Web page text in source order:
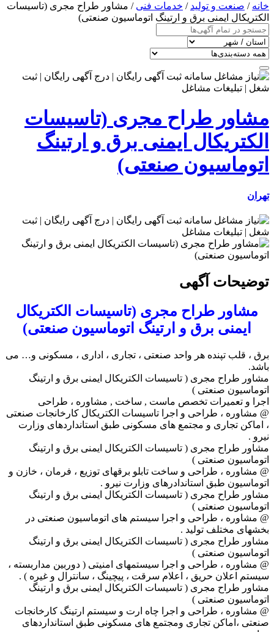
خانه/ صنعت و تولید/ خدمات فنی / مشاور طراح مجری (تاسیسات
الکتریکال ایمنی برق و ارتینگ اتوماسیون صنعتی)
مشاور طراح مجری (تاسیسات
الکتریکال ایمنی برق و ارتینگ
اتوماسیون صنعتی)
تهران
توضیحات آگهی
مشاور طراح مجری (تاسیسات الکتریکال
ایمنی برق و ارتینگ اتوماسیون صنعتی)
برق ، قلب تپنده هر واحد صنعتی ، تجاری ، اداری ، مسکونی و… می
باشد.
مشاور طراح مجری ( تاسیسات الکتریکال ایمنی برق و ارتینگ
اتوماسیون صنعتی )
اجرا و تعمیرات تخصص ماست , ساخت , مشاوره ، طراحی
@ مشاوره ، طراحی و اجرا تاسیسات الکتریکال کارخانجات صنعتی
، اماکن تجاری و مجتمع های مسکونی طبق استانداردهای وزارت
نیرو .
مشاور طراح مجری ( تاسیسات الکتریکال ایمنی برق و ارتینگ
اتوماسیون صنعتی )
@ مشاوره ، طراحی و ساخت تابلو برقهای توزیع ، فرمان ، خازن و
اتوماسیون طبق استاندادرهای وزارت نیرو .
مشاور طراح مجری ( تاسیسات الکتریکال ایمنی برق و ارتینگ
اتوماسیون صنعتی )
@ مشاوره ، طراحی و اجرا سیستم های اتوماسیون صنعتی در
بخشهای مختلف تولید .
مشاور طراح مجری ( تاسیسات الکتریکال ایمنی برق و ارتینگ
اتوماسیون صنعتی )
@ مشاوره ، طراحی و اجرا سیستمهای امنیتی ( دوربین مداربسته ،
سیستم اعلان حریق ، اعلام سرقت ، پیچینگ ، سانترال و غیره ) .
مشاور طراح مجری ( تاسیسات الکتریکال ایمنی برق و ارتینگ
اتوماسیون صنعتی )
@ مشاوره ، طراحی و اجرا چاه ارت و سیستم ارتینگ کارخانجات
صنعتی ،اماکن تجاری ومجتمع های مسکونی طبق استانداردهای